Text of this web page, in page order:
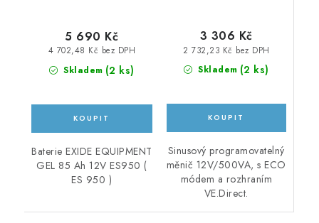
Skladem (2 ks)
4 702,48 Kč bez DPH
5 690 Kč
Baterie EXIDE EQUIPMENT
GEL 85 Ah 12V ES950 (
ES 950 )
Skladem (2 ks)
2 732,23 Kč bez DPH
3 306 Kč
Sinusový programovatelný
měnič 12V/500VA, s ECO
módem a rozhraním
VE.Direct.